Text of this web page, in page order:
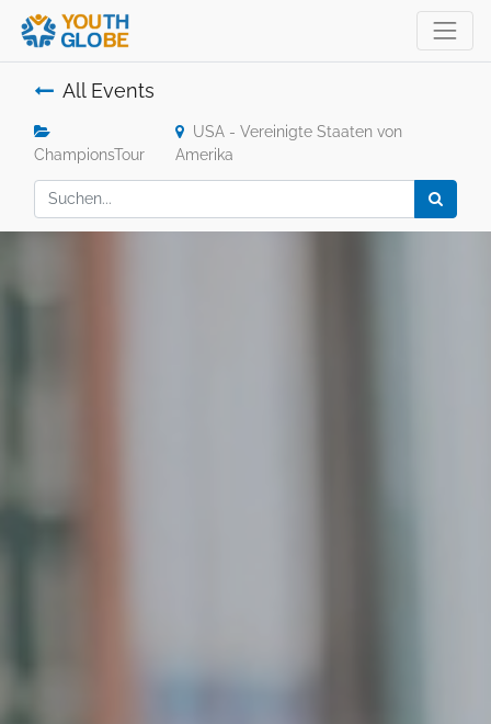
All Events
ChampionsTour
USA - Vereinigte Staaten von
Amerika